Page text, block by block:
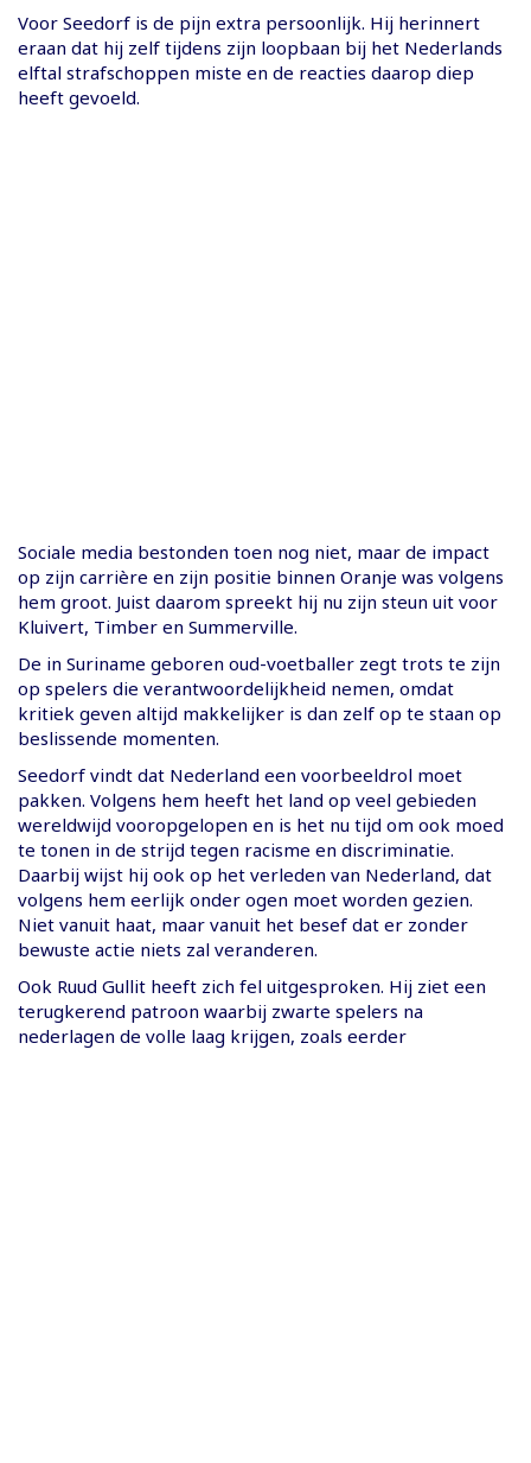
Voor Seedorf is de pijn extra persoonlijk. Hij herinnert
eraan dat hij zelf tijdens zijn loopbaan bij het Nederlands
elftal strafschoppen miste en de reacties daarop diep
heeft gevoeld.
Sociale media bestonden toen nog niet, maar de impact
op zijn carrière en zijn positie binnen Oranje was volgens
hem groot. Juist daarom spreekt hij nu zijn steun uit voor
Kluivert, Timber en Summerville.
De in Suriname geboren oud-voetballer zegt trots te zijn
op spelers die verantwoordelijkheid nemen, omdat
kritiek geven altijd makkelijker is dan zelf op te staan op
beslissende momenten.
Seedorf vindt dat Nederland een voorbeeldrol moet
pakken. Volgens hem heeft het land op veel gebieden
wereldwijd vooropgelopen en is het nu tijd om ook moed
te tonen in de strijd tegen racisme en discriminatie.
Daarbij wijst hij ook op het verleden van Nederland, dat
volgens hem eerlijk onder ogen moet worden gezien.
Niet vanuit haat, maar vanuit het besef dat er zonder
bewuste actie niets zal veranderen.
Ook Ruud Gullit heeft zich fel uitgesproken. Hij ziet een
terugkerend patroon waarbij zwarte spelers na
nederlagen de volle laag krijgen, zoals eerder